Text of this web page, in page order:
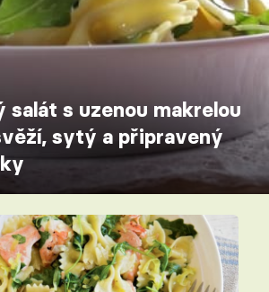
s uzenou makrelou
sytý a připravený